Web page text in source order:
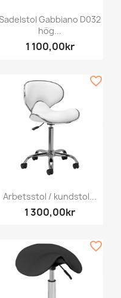
Gabbiano D032
hög...
1 100,00kr
Arbetsstol / kundstol...
1 300,00kr
favorite_border
favorite_border